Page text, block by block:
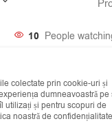
10 People
SKU:00g147167
Categorii: Rochii, Rochii
Primavara - Vara, Rochii
colectate prin cookie-uri și
dumneavoastră pe
utilizați și pentru scopuri de
noastră de